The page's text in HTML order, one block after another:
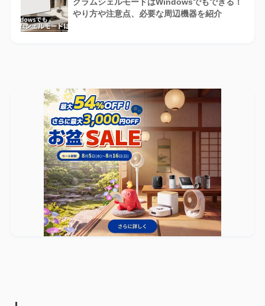
クラムシェルモードはWindowsでもできる！
やり方や注意点、必要な周辺機器を紹介